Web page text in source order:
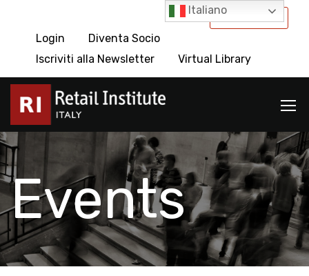
International
Login
Diventa Socio
Iscriviti alla Newsletter
Virtual Library
Events
Italiano